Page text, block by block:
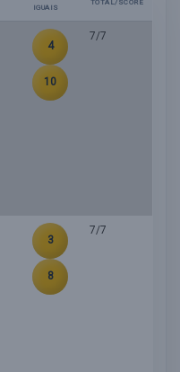
IGUAIS
TOTAL/SCORE
4
10
7/7
3
8
7/7